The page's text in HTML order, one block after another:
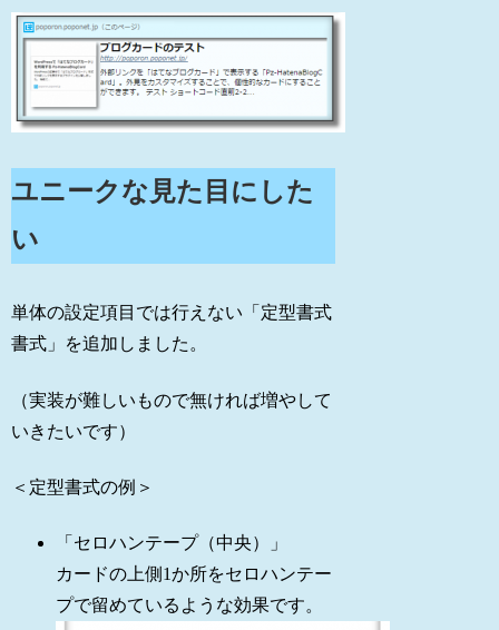
ユニークな見た目にした
い
単体の設定項目では行えない「定型書式
書式」を追加しました。
（実装が難しいもので無ければ増やして
いきたいです）
＜定型書式の例＞
「セロハンテープ（中央）」
カードの上側1か所をセロハンテー
プで留めているような効果です。